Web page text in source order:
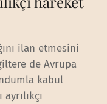
ilan etmesini
de Avrupa
kabul